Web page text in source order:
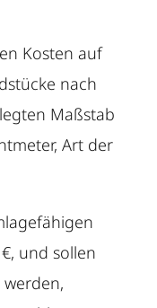
Kosten auf
nach
Maßstab
Art der
und sollen